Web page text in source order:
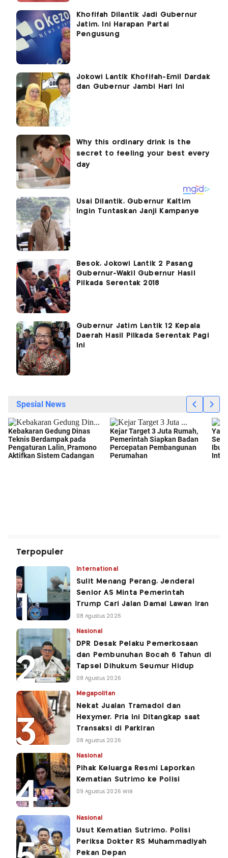
Khofifah Dilantik Jadi Gubernur
Jatim, Ini Harapan Partai
Pengusung
Jokowi Lantik Khofifah-Emil Dardak
dan Gubernur Jambi Hari Ini
Usai Dilantik, Gubernur Kaltim
Ingin Tuntaskan Janji Kampanye
Besok, Jokowi Lantik 2 Pasang
Gubernur-Wakil Gubernur Hasil
Pilkada Serentak 2018
Gubernur Jatim Lantik 12 Kepala
Daerah Hasil Pilkada Serentak Pagi
Ini
Terpopuler
International
Sulit Menang Perang, Jenderal
Senior AS Minta Pemerintah
Trump Cari Jalan Damai Lawan Iran
08 Agustus 2026
Nasional
DPR Desak Pelaku Pemerkosaan
dan Pembunuhan Bocah 6 Tahun di
Tapsel Dihukum Seumur Hidup
08 Agustus 2026
Megapolitan
Nekat Jualan Tramadol dan
Hexymer, Pria Ini Ditangkap saat
Transaksi di Parkiran
08 Agustus 2026
Nasional
Pihak Keluarga Resmi Laporkan
Kematian Sutrimo ke Polisi
09 Agustus 2026 WIB
Nasional
Usut Kematian Sutrimo, Polisi
Periksa Dokter RS Muhammadiyah
Pekan Depan